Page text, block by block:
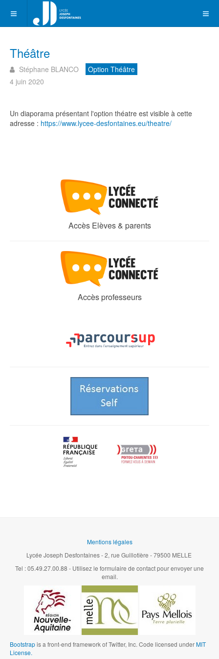
Théâtre
Stéphane BLANCO
Option Théâtre
4 juin 2020
Un diaporama présentant l'option théatre est visible à cette
adresse : https://www.lycee-desfontaines.eu/theatre/
Accès Elèves & parents
Accès professeurs
Mentions légales
Lycée Joseph Desfontaines - 2, rue Guillotière - 79500 MELLE
Tel : 05.49.27.00.88 - Utilisez le formulaire de contact pour envoyer une
email.
Bootstrapis a front-end framework of Twitter, Inc. Code licensed underMIT
License.